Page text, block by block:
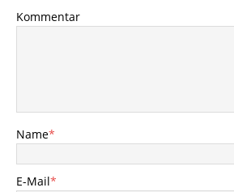
Kommentar
Name*
E-Mail*